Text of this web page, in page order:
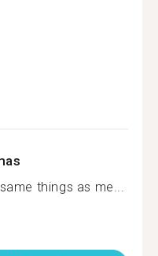
things as me...